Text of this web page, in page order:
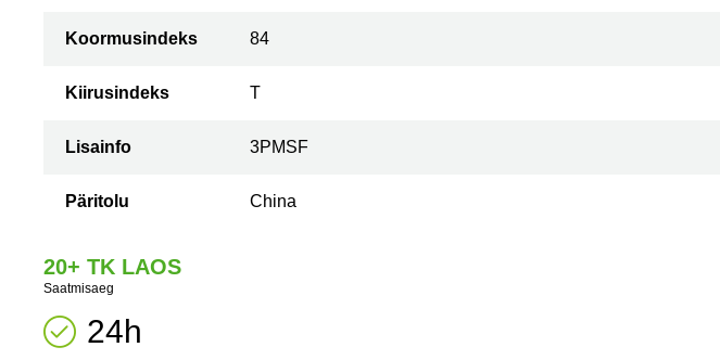
Koormusindeks 84
Kiirusindeks T
Lisainfo 3PMSF
Päritolu China
20+ TK LAOS
Saatmisaeg
24h